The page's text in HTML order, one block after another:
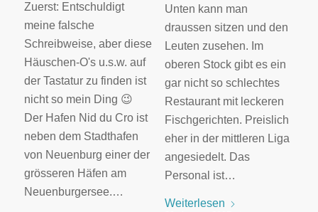
Zuerst: Entschuldigt
meine falsche
Schreibweise, aber diese
Häuschen-O's u.s.w. auf
der Tastatur zu finden ist
nicht so mein Ding 😉
Der Hafen Nid du Cro ist
neben dem Stadthafen
von Neuenburg einer der
grösseren Häfen am
Neuenburgersee.…
Unten kann man
draussen sitzen und den
Leuten zusehen. Im
oberen Stock gibt es ein
gar nicht so schlechtes
Restaurant mit leckeren
Fischgerichten. Preislich
eher in der mittleren Liga
angesiedelt. Das
Personal ist…
Weiterlesen